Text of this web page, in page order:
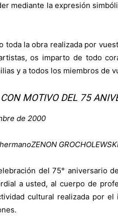
mediante la expresión
toda la obra realizada por
os imparto de todo
y a todos los miembros de
MOTIVO DEL 75
de 2000
del 75° aniversario
a usted, al cuerpo de
cultural realizada por